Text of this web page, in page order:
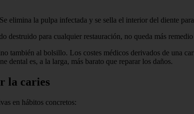
Se elimina la pulpa infectada y se sella el interior del diente
destruido para cualquier restauración, no queda más
también al bolsillo. Los costes médicos derivados de una
dental es, a la larga, más barato que reparar los daños.
la caries
en hábitos concretos: